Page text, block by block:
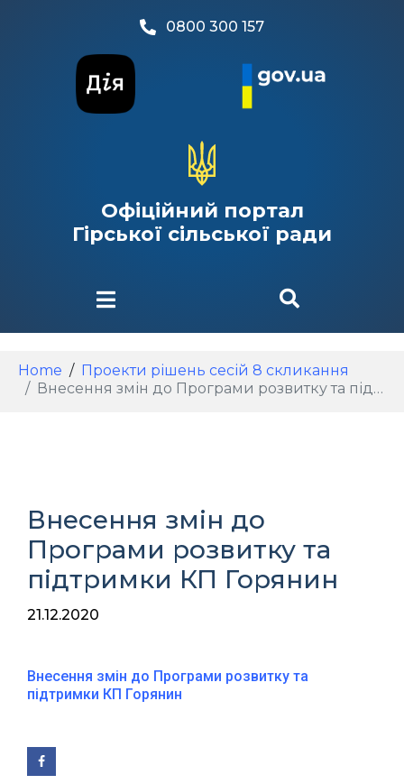
0800 300 157
Офіційний портал
Гірської сільської ради
Home
Проекти рішень сесій 8 скликання
Внесення змін до Програми розвитку та підтримки КП Горянин
Внесення змін до
Програми розвитку та
підтримки КП Горянин
21.12.2020
Внесення змін до Програми розвитку та
підтримки КП Горянин